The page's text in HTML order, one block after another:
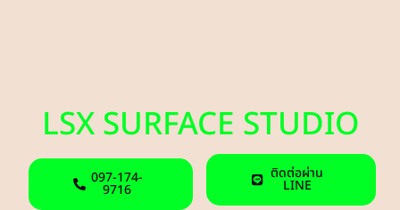
LSX SURFACE STUDIO
097-174-
9716
ติดต่อผ่าน
LINE